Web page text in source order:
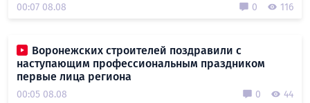
00:07 08.08 0 116
Воронежских строителей поздравили с
наступающим профессиональным праздником
первые лица региона
00:05 08.08 0 44